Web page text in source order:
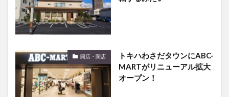
開店・閉店
トキハわさだタウンにABC-
MARTがリニューアル拡大
オープン！